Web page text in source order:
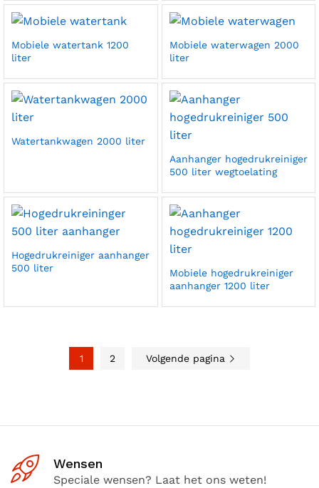
Mobiele watertank 1200
liter
Mobiele waterwagen 2000
liter
Watertankwagen 2000 liter
Aanhanger hogedrukreiniger
500 liter wegtoelating
Hogedrukreiniger aanhanger
500 liter
Mobiele hogedrukreiniger
aanhanger 1200 liter
1 2 Volgende pagina
Wensen
Speciale wensen? Laat het ons weten!